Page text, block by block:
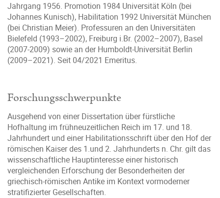
Jahrgang 1956. Promotion 1984 Universität Köln (bei
Johannes Kunisch), Habilitation 1992 Universität München
(bei Christian Meier). Professuren an den Universitäten
Bielefeld (1993–2002), Freiburg i.Br. (2002–2007), Basel
(2007-2009) sowie an der Humboldt-Universität Berlin
(2009–2021). Seit 04/2021 Emeritus.
Forschungsschwerpunkte
Ausgehend von einer Dissertation über fürstliche
Hofhaltung im frühneuzeitlichen Reich im 17. und 18.
Jahrhundert und einer Habilitationsschrift über den Hof der
römischen Kaiser des 1.und 2. Jahrhunderts n. Chr. gilt das
wissenschaftliche Hauptinteresse einer historisch
vergleichenden Erforschung der Besonderheiten der
griechisch-römischen Antike im Kontext vormoderner
stratifizierter Gesellschaften.